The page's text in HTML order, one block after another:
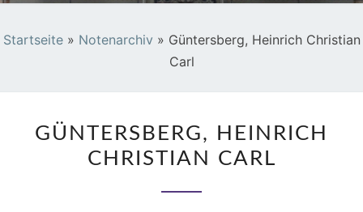
Startseite» Notenarchiv » Güntersberg, Heinrich Christian
Carl
HEINRICH
CHRISTIAN
GÜNTERSBERG, HEINRICH
CHRISTIAN CARL